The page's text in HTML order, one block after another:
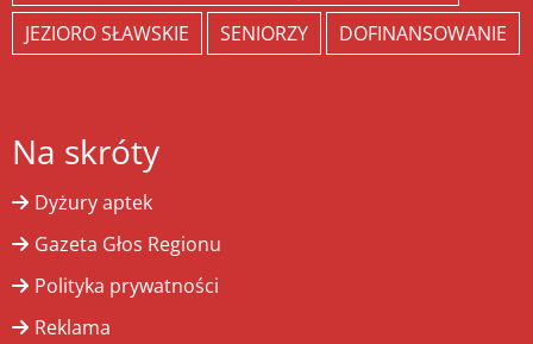
JEZIORO SŁAWSKIE
SENIORZY DOFINANSOWANIE
Na skróty
Dyżury aptek
Gazeta Głos Regionu
Polityka prywatności
Reklama